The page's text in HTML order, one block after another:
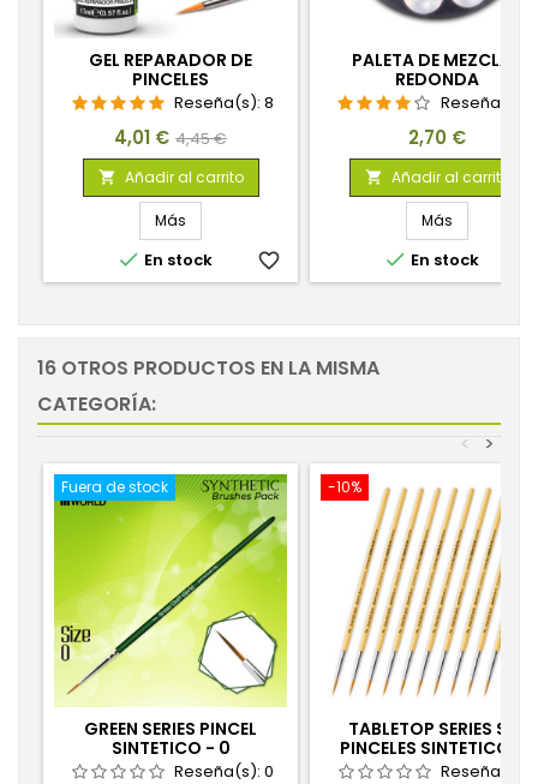
GEL REPARADOR DE
PINCELES
Reseña(s): 8
Precio
4,01 € Precio
base
4,45 €
 Añadir al carrito
Más
 En stock favorite_border
PALETA DE MEZCLAS
REDONDA
Reseña(s):
Precio
2,70 €
 Añadir al carrito
Más
 En stock
16 OTROS PRODUCTOS EN LA MISMA
CATEGORÍA:
>
<
Fuera de stock
GREEN SERIES PINCEL
SINTETICO - 0
Reseña(s): 0
-10%
TABLETOP SERIES SET
PINCELES SINTETICOS 2
(PACK X10)
Reseña(s):